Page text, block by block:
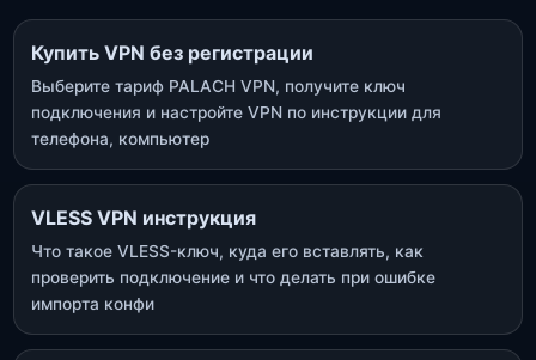
Купить VPN без регистрации
Выберите тариф PALACH VPN, получите ключ
подключения и настройте VPN по инструкции для
телефона, компьютер
VLESS VPN инструкция
Что такое VLESS-ключ, куда его вставлять, как
проверить подключение и что делать при ошибке
импорта конфи